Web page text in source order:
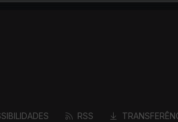
RSS